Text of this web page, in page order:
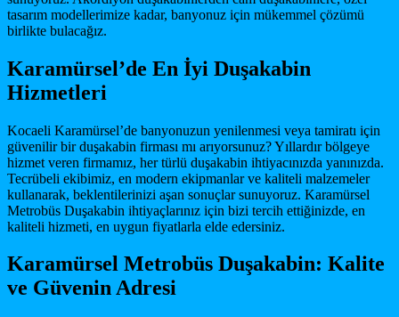
tasarım modellerimize kadar, banyonuz için mükemmel çözümü
birlikte bulacağız.
Karamürsel’de En İyi Duşakabin
Hizmetleri
Kocaeli Karamürsel’de banyonuzun yenilenmesi veya tamiratı için
güvenilir bir duşakabin firması mı arıyorsunuz? Yıllardır bölgeye
hizmet veren firmamız, her türlü duşakabin ihtiyacınızda yanınızda.
Tecrübeli ekibimiz, en modern ekipmanlar ve kaliteli malzemeler
kullanarak, beklentilerinizi aşan sonuçlar sunuyoruz. Karamürsel
Metrobüs Duşakabin ihtiyaçlarınız için bizi tercih ettiğinizde, en
kaliteli hizmeti, en uygun fiyatlarla elde edersiniz.
Karamürsel Metrobüs Duşakabin: Kalite
ve Güvenin Adresi